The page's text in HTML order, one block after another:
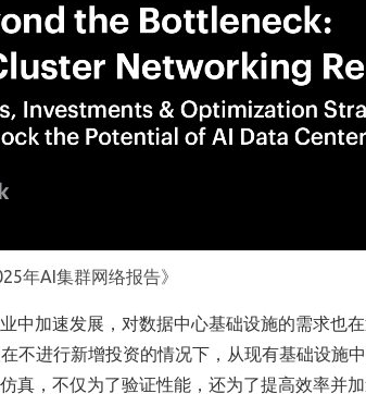
年AI集群网络报告》
中加速发展，对数据中心基础设施的需求也
不进行新增投资的情况下，从现有基础设施
真，不仅为了验证性能，还为了提高效率并